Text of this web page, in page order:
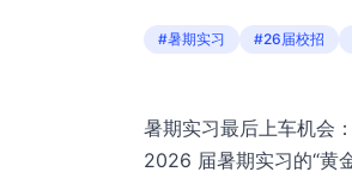
#暑期实习 #26届校招
暑期实习最后上车机会
2026 届暑期实习的“黄